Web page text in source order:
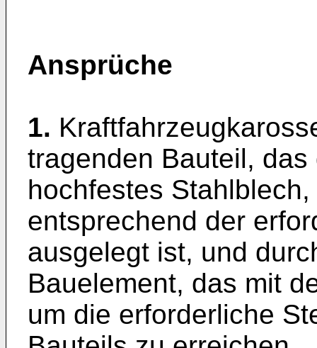
Ansprüche
1.
tragenden Bauteil,
hochfestes
entsprechend der
ausgelegt ist, und
Bauelement, das mit
um die erforderliche